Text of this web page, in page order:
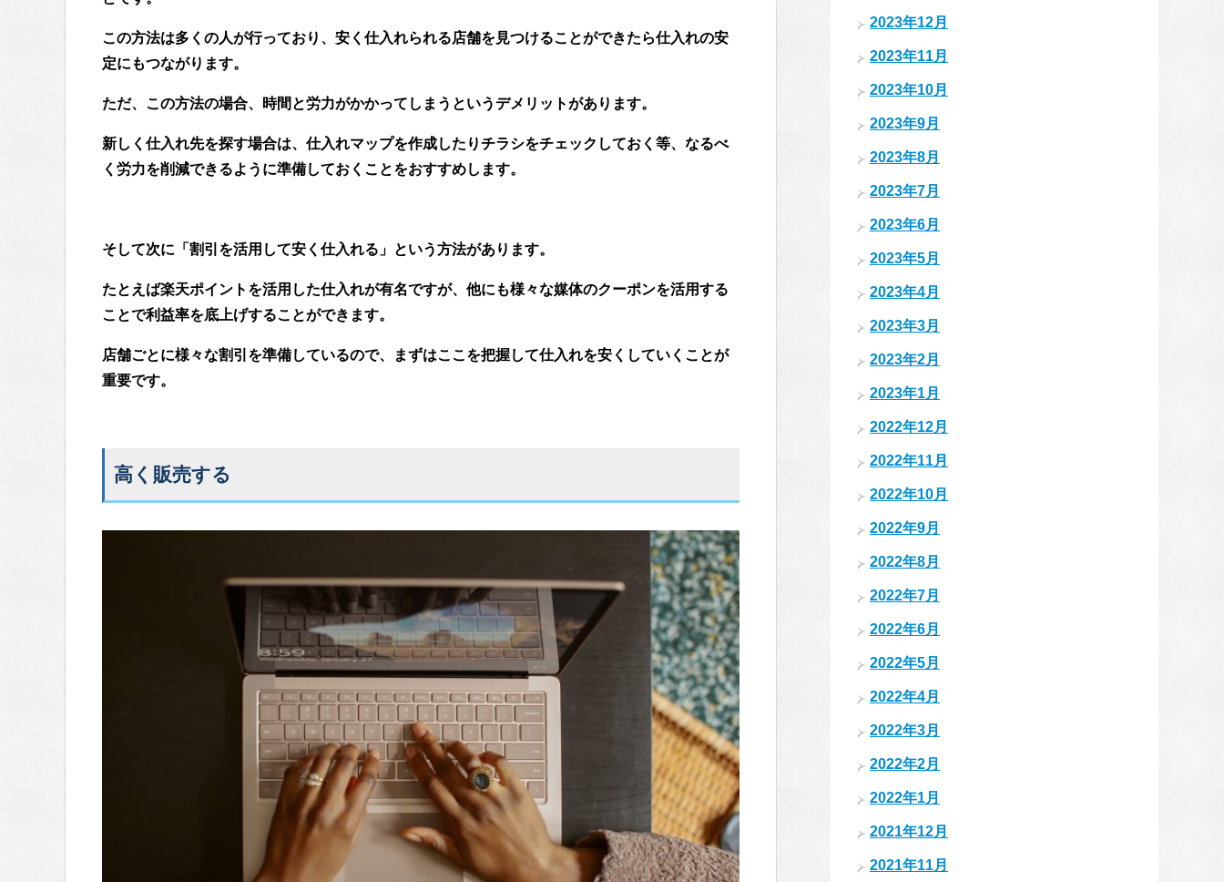
この方法は多くの人が行っており、安く仕入れられる店舗を見つけることができたら仕入れの安
定にもつながります。
ただ、この方法の場合、時間と労力がかかってしまうというデメリットがあります。
新しく仕入れ先を探す場合は、仕入れマップを作成したりチラシをチェックしておく等、なるべ
く労力を削減できるように準備しておくことをおすすめします。
そして次に「割引を活用して安く仕入れる」という方法があります。
たとえば楽天ポイントを活用した仕入れが有名ですが、他にも様々な媒体のクーポンを活用する
ことで利益率を底上げすることができます。
店舗ごとに様々な割引を準備しているので、まずはここを把握して仕入れを安くしていくことが
重要です。
高く販売する
2023年12月
2023年11月
2023年10月
2023年9月
2023年8月
2023年7月
2023年6月
2023年5月
2023年4月
2023年3月
2023年2月
2023年1月
2022年12月
2022年11月
2022年10月
2022年9月
2022年8月
2022年7月
2022年6月
2022年5月
2022年4月
2022年3月
2022年2月
2022年1月
2021年12月
2021年11月